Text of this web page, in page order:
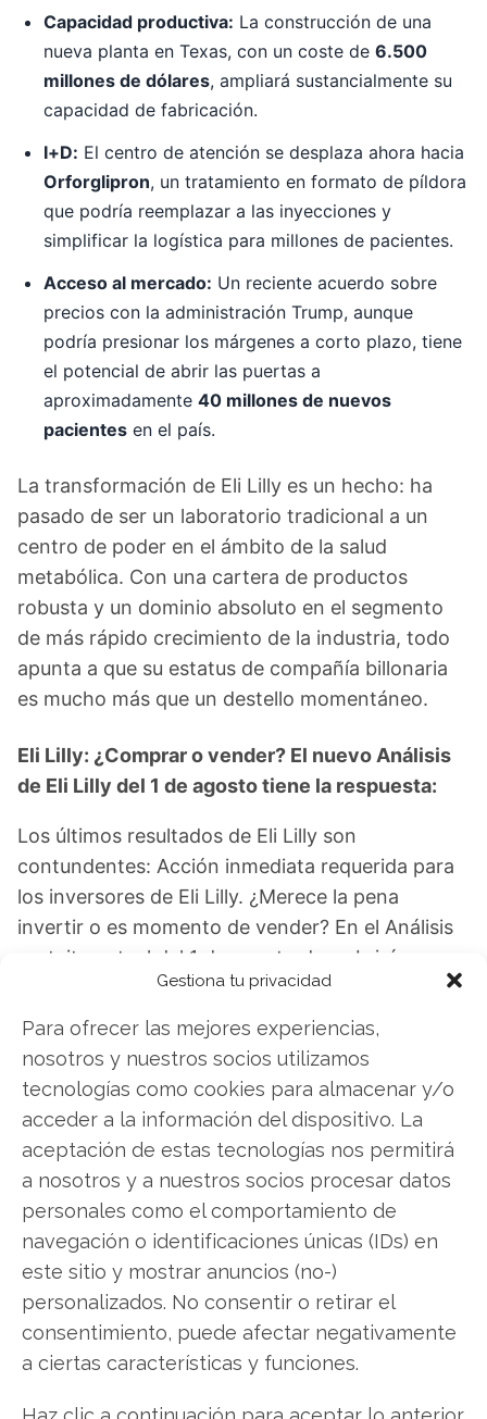
Gestiona tu privacidad
Para ofrecer las mejores experiencias,
nosotros y nuestros socios utilizamos
tecnologías como cookies para almacenar y/o
acceder a la información del dispositivo. La
aceptación de estas tecnologías nos permitirá
a nosotros y a nuestros socios procesar datos
personales como el comportamiento de
navegación o identificaciones únicas (IDs) en
este sitio y mostrar anuncios (no-)
personalizados. No consentir o retirar el
consentimiento, puede afectar negativamente
a ciertas características y funciones.
Capacidad productiva: La construcción de una
nueva planta en Texas, con un coste de 6.500
millones de dólares, ampliará sustancialmente su
capacidad de fabricación.
I+D: El centro de atención se desplaza ahora hacia
Orforglipron, un tratamiento en formato de píldora
que podría reemplazar a las inyecciones y
simplificar la logística para millones de pacientes.
Acceso al mercado: Un reciente acuerdo sobre
precios con la administración Trump, aunque
podría presionar los márgenes a corto plazo, tiene
el potencial de abrir las puertas a
aproximadamente 40 millones de nuevos
pacientes en el país.
La transformación de Eli Lilly es un hecho: ha
pasado de ser un laboratorio tradicional a un
centro de poder en el ámbito de la salud
metabólica. Con una cartera de productos
robusta y un dominio absoluto en el segmento
de más rápido crecimiento de la industria, todo
apunta a que su estatus de compañía billonaria
es mucho más que un destello momentáneo.
Eli Lilly: ¿Comprar o vender? El nuevo Análisis
de Eli Lilly del 1 de agosto tiene la respuesta:
Los últimos resultados de Eli Lilly son
contundentes: Acción inmediata requerida para
los inversores de Eli Lilly. ¿Merece la pena
invertir o es momento de vender? En el Análisis
gratuito actual del 1 de agosto descubrirá
exactamente qué hacer.
Eli Lilly: ¿Comprar o vender?¡Lee más aquí!
Compartir este artículo
Facebook